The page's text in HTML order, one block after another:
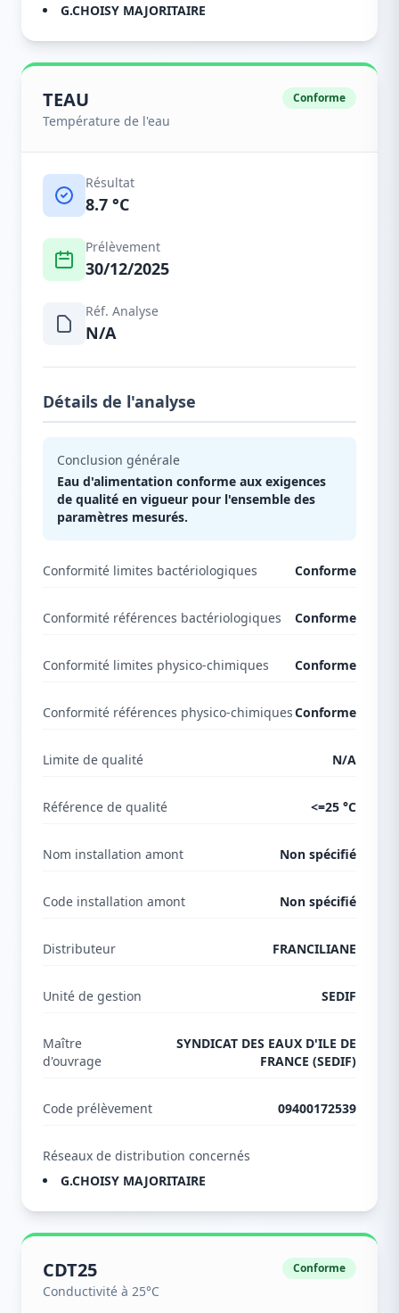
G.CHOISY MAJORITAIRE
TEAU
Température de l'eau
Conforme
Résultat
8.7 °C
Prélèvement
30/12/2025
Réf. Analyse
N/A
Détails de l'analyse
Conclusion générale
Eau d'alimentation conforme aux exigences
de qualité en vigueur pour l'ensemble des
paramètres mesurés.
Conformité limites bactériologiques Conforme
Conformité références bactériologiques Conforme
Conformité limites physico-chimiques Conforme
Conformité références physico-chimiquesConforme
Limite de qualité N/A
Référence de qualité <=25 °C
Nom installation amont Non spécifié
Code installation amont Non spécifié
Distributeur FRANCILIANE
Unité de gestion SEDIF
Maître
d'ouvrage
SYNDICAT DES EAUX D'ILE DE
FRANCE (SEDIF)
Code prélèvement 09400172539
Réseaux de distribution concernés
G.CHOISY MAJORITAIRE
CDT25
Conductivité à 25°C
Conforme